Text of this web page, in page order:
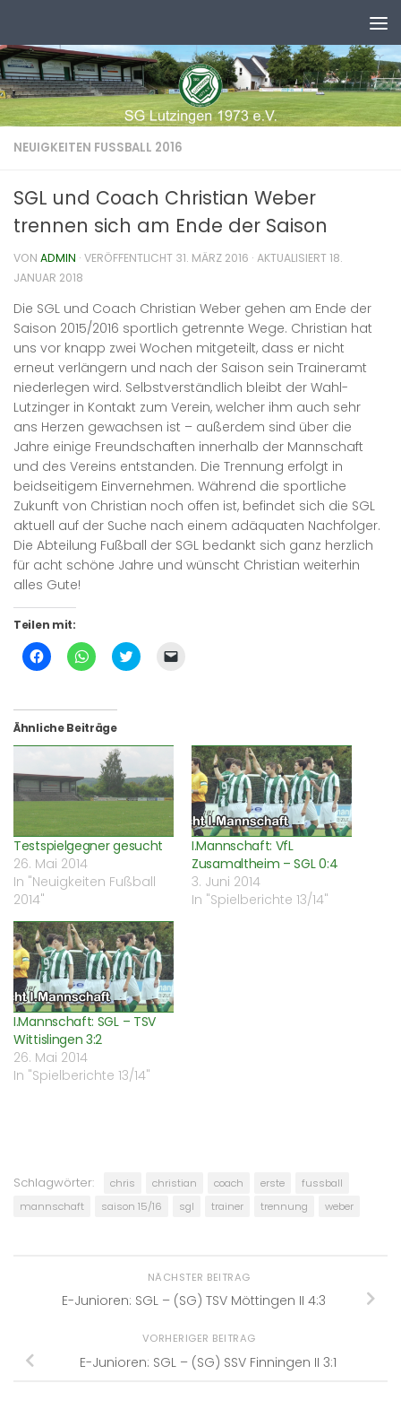
NEUIGKEITEN FUSSBALL 2016
SGL und Coach Christian Weber
trennen sich am Ende der Saison
VON ADMIN · VERÖFFENTLICHT 31. MÄRZ 2016 · AKTUALISIERT18.
JANUAR 2018
Die SGL und Coach Christian Weber gehen am Ende der
Saison 2015/2016 sportlich getrennte Wege. Christian hat
uns vor knapp zwei Wochen mitgeteilt, dass er nicht
erneut verlängern und nach der Saison sein Traineramt
niederlegen wird. Selbstverständlich bleibt der Wahl-
Lutzinger in Kontakt zum Verein, welcher ihm auch sehr
ans Herzen gewachsen ist – außerdem sind über die
Jahre einige Freundschaften innerhalb der Mannschaft
und des Vereins entstanden. Die Trennung erfolgt in
beidseitigem Einvernehmen. Während die sportliche
Zukunft von Christian noch offen ist, befindet sich die SGL
aktuell auf der Suche nach einem adäquaten Nachfolger.
Die Abteilung Fußball der SGL bedankt sich ganz herzlich
für acht schöne Jahre und wünscht Christian weiterhin
alles Gute!
Teilen mit:
Klick,
um
teilen
(Wird
in
neuem
Klicken,
um
teilen
(Wird
in
neuem
Fenster
geöffnet)
Klick,
um
neuem
geöffnet)
Mail
senden
(Wird
neuem
Fenster
geöffnet)
Ähnliche Beiträge
Testspielgegner gesucht
26. Mai 2014
In "Neuigkeiten Fußball
2014"
I.Mannschaft: VfL
Zusamaltheim – SGL 0:4
3. Juni 2014
In "Spielberichte 13/14"
I.Mannschaft: SGL – TSV
Wittislingen 3:2
26. Mai 2014
In "Spielberichte 13/14"
Schlagwörter: chris christian coach erste
fussball
mannschaft
saison 15/16 sgl trainer trennung weber
NÄCHSTER BEITRAG
E-Junioren: SGL – (SG) TSV Möttingen II 4:3
VORHERIGER BEITRAG
E-Junioren: SGL – (SG) SSV Finningen II 3:1